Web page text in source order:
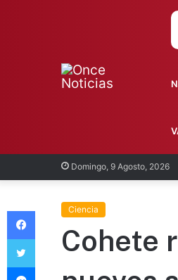
Domingo, 9 Agosto, 2026
Ciencia
Cohete
Facebook
Twitter